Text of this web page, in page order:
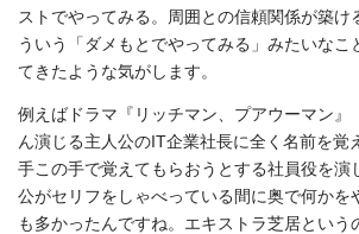
ストでやってみる。周囲との信頼関係が築け
ういう「ダメもとでやってみる」みたいなこ
てきたような気がします。
例えばドラマ『リッチマン、プアウーマン』
ん演じる主人公のIT企業社長に全く名前を覚
手この手で覚えてもらおうとする社員役を演
公がセリフをしゃべっている間に奥で何かを
も多かったんですね。エキストラ芝居という